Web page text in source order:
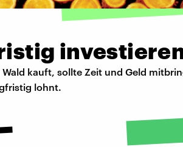
Wald kauft, sollte Zeit und Geld
lohnt.